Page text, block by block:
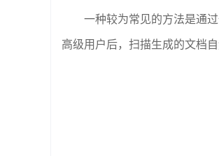
一种较为常见的方法是通
高级用户后，扫描生成的文档